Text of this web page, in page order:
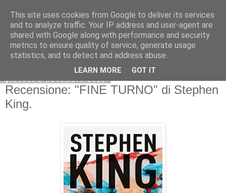
giovedì 3 novembre 2016
Recensione: "FINE TURNO" di Stephen
King.
This site uses cookies from Google to deliver its services
and to analyze traffic. Your IP address and user-agent are
shared with Google along with performance and security
metrics to ensure quality of service, generate usage
statistics, and to detect and address abuse.
LEARN MORE GOT IT